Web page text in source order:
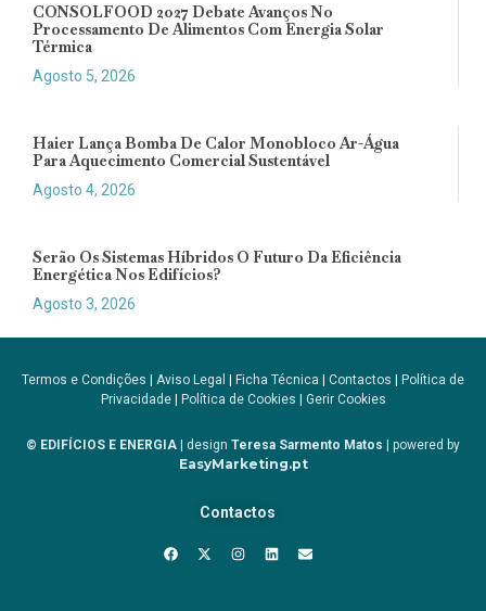
CONSOLFOOD 2027 Debate Avanços No
Processamento De Alimentos Com Energia Solar
Térmica
Agosto 5, 2026
Haier Lança Bomba De Calor Monobloco Ar-Água
Para Aquecimento Comercial Sustentável
Agosto 4, 2026
Serão Os Sistemas Híbridos O Futuro Da Eficiência
Energética Nos Edifícios?
Agosto 3, 2026
Termos e Condições | Aviso Legal | Ficha Técnica | Contactos | Política de
Privacidade| Política de Cookies | Gerir Cookies
© EDIFÍCIOS E ENERGIA | design Teresa Sarmento Matos | powered by
EasyMarketing.pt
Contactos